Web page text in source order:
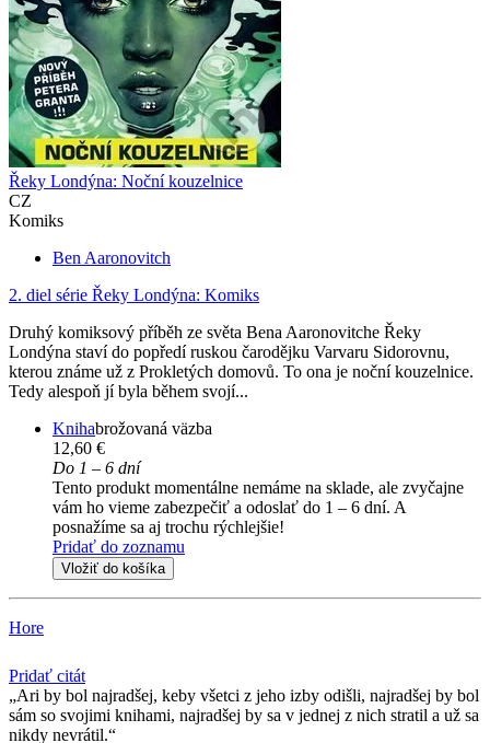
Řeky Londýna: Noční kouzelnice
CZ
Komiks
Ben Aaronovitch
2. diel série Řeky Londýna: Komiks
Druhý komiksový příběh ze světa Bena Aaronovitche Řeky
Londýna staví do popředí ruskou čarodějku Varvaru Sidorovnu,
kterou známe už z Prokletých domovů. To ona je noční kouzelnice.
Tedy alespoň jí byla během svojí...
Knihabrožovaná väzba
12,60 €
Do 1 – 6 dní
Tento produkt momentálne nemáme na sklade, ale zvyčajne
vám ho vieme zabezpečiť a odoslať do 1 – 6 dní. A
posnažíme sa aj trochu rýchlejšie!
Pridať do zoznamu
Vložiť do košíka
Hore
Pridať citát
Ari by bol najradšej, keby všetci z jeho izby odišli, najradšej by bol
sám so svojimi knihami, najradšej by sa v jednej z nich stratil a už sa
nikdy nevrátil.